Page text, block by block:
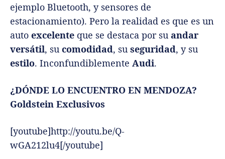
ejemplo Bluetooth, y sensores de
estacionamiento). Pero la realidad es que es un
auto excelente que se destaca por su andar
versátil, su comodidad, su seguridad, y su
estilo. Inconfundiblemente Audi.
¿DÓNDE LO ENCUENTRO EN MENDOZA?
Goldstein Exclusivos
[youtube]http://youtu.be/Q-
wGA212lu4[/youtube]